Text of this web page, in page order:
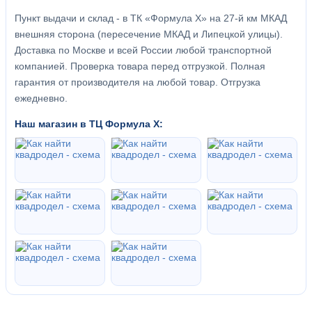
Пункт выдачи и склад - в ТК «Формула X» на 27-й км МКАД
внешняя сторона (пересечение МКАД и Липецкой улицы).
Доставка по Москве и всей России любой транспортной
компанией. Проверка товара перед отгрузкой. Полная
гарантия от производителя на любой товар. Отгрузка
ежедневно.
Наш магазин в ТЦ Формула Х: